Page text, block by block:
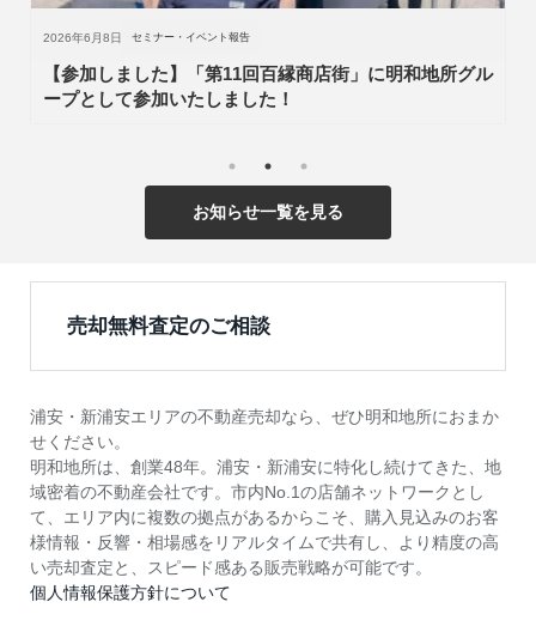
2026年5月25日 セミナー・イベント報告
【参加しました】「第11回百縁商店街」に明和地所グル
ープとして参加いたしました！「久助稲荷神社大祭」に
お知らせ一覧を見る
売却無料査定のご相談
浦安・新浦安エリアの不動産売却なら、ぜひ明和地所におまか
せください。
明和地所は、創業48年。浦安・新浦安に特化し続けてきた、地
域密着の不動産会社です。市内No.1の店舗ネットワークとし
て、エリア内に複数の拠点があるからこそ、購入見込みのお客
様情報・反響・相場感をリアルタイムで共有し、より精度の高
い売却査定と、スピード感ある販売戦略が可能です。
個人情報保護方針について